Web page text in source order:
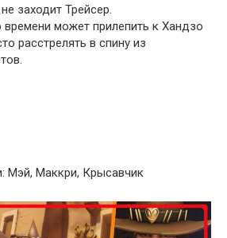
заходит Трейсер.
времени может прилепить к Хандзо
расстрелять в спину из
Мэй, Маккри, Крысавчик